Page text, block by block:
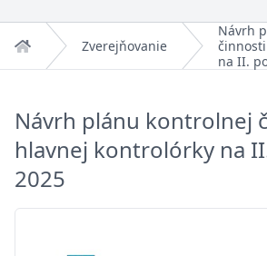
Domov Zverejňovanie
Návrh
na II.
Návrh plánu kontrolnej
hlavnej kontrolórky na
2025